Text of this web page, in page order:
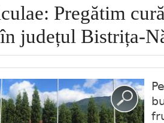
Pregătim
județul Bistrița-